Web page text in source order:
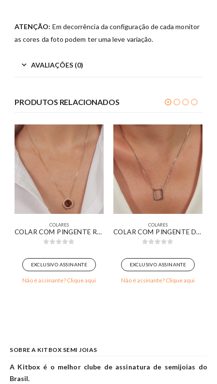
ATENÇÃO: Em decorrência da configuração de cada monitor
as cores da foto podem ter uma leve variação.
AVALIAÇÕES (0)
PRODUTOS RELACIONADOS
COLARES
COLAR COM PINGENTE REDONDO ADORNO CRAVEJADO COM ZIRCÔNIA MARROM BANHADO EM OURO 18K
EXCLUSIVO ASSINANTE
Não é assinante? Clique aqui
COLARES
COLAR COM PINGENTE DESIGN MINIMALISTA DELICADO BANHADO EM OURO BRANCO
EXCLUSIVO ASSINANTE
Não é assinante? Clique aqui
SOBRE A KITBOX SEMI JOIAS
A Kitbox é o melhor clube de assinatura de semijoias do
Brasil.